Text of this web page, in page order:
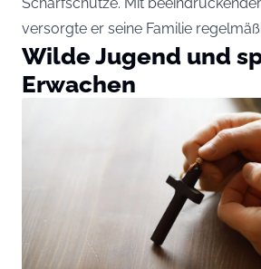
versorgte er seine Familie
Wilde Jugend und
Erwachen